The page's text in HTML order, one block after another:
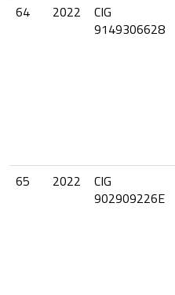
64
2022
CIG
9149306628
65
2022
CIG
902909226E